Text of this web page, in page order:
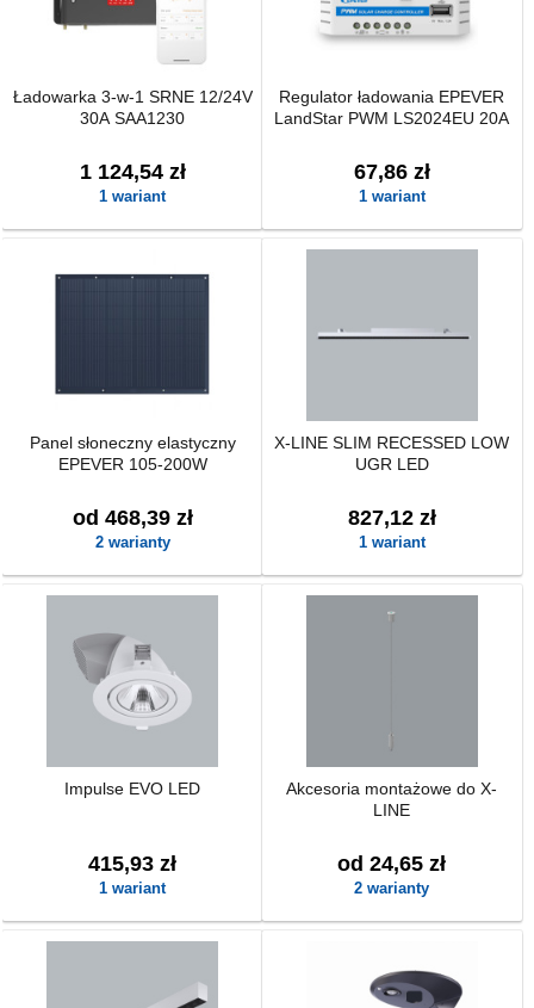
Ładowarka 3-w-1 SRNE 12/24V
30A SAA1230
1 124,54 zł
1 wariant
Regulator ładowania EPEVER
LandStar PWM LS2024EU 20A
67,86 zł
1 wariant
Panel słoneczny elastyczny
EPEVER 105-200W
od 468,39 zł
2 warianty
X-LINE SLIM RECESSED LOW
UGR LED
827,12 zł
1 wariant
Impulse EVO LED
415,93 zł
1 wariant
Akcesoria montażowe do X-
LINE
od 24,65 zł
2 warianty